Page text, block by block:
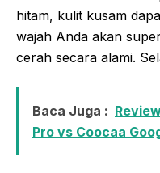
hitam, kulit kusam
wajah Anda akan
cerah secara alami.
Baca Juga :
Pro vs Coocaa